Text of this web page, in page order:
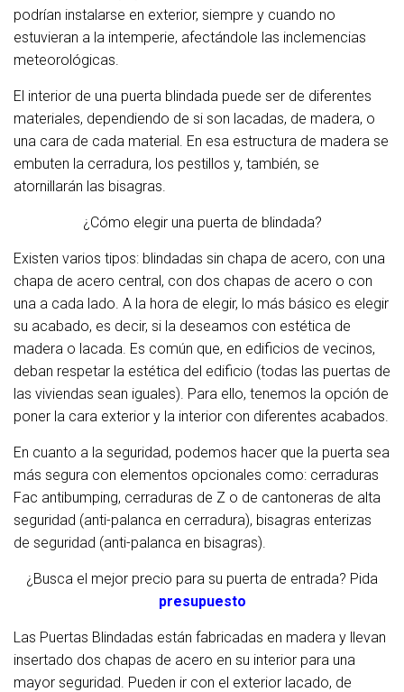
podrían instalarse en exterior, siempre y cuando no
estuvieran a la intemperie, afectándole las inclemencias
meteorológicas.
El interior de una puerta blindada puede ser de diferentes
materiales, dependiendo de si son lacadas, de madera, o
una cara de cada material. En esa estructura de madera se
embuten la cerradura, los pestillos y, también, se
atornillarán las bisagras.
¿Cómo elegir una puerta de blindada?
Existen varios tipos: blindadas sin chapa de acero, con una
chapa de acero central, con dos chapas de acero o con
una a cada lado. A la hora de elegir, lo más básico es elegir
su acabado, es decir, si la deseamos con estética de
madera o lacada. Es común que, en edificios de vecinos,
deban respetar la estética del edificio (todas las puertas de
las viviendas sean iguales). Para ello, tenemos la opción de
poner la cara exterior y la interior con diferentes acabados.
En cuanto a la seguridad, podemos hacer que la puerta sea
más segura con elementos opcionales como: cerraduras
Fac antibumping, cerraduras de Z o de cantoneras de alta
seguridad (anti-palanca en cerradura), bisagras enterizas
de seguridad (anti-palanca en bisagras).
¿Busca el mejor precio para su puerta de entrada? Pida
presupuesto
Las Puertas Blindadas están fabricadas en madera y llevan
insertado dos chapas de acero en su interior para una
mayor seguridad. Pueden ir con el exterior lacado, de